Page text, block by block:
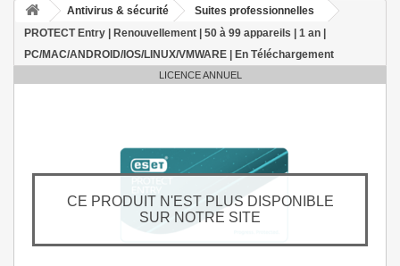
Antivirus & sécurité
Suites professionnelles
PROTECT Entry | Renouvellement | 50 à 99 appareils | 1 an |
PC/MAC/ANDROID/IOS/LINUX/VMWARE | En Téléchargement
CE PRODUIT N'EST PLUS DISPONIBLE
SUR NOTRE SITE
LICENCE ANNUEL